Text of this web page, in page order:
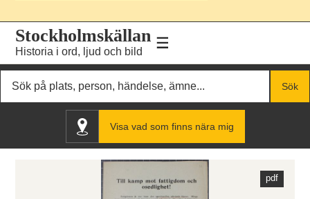
navigationen
huvudinnehållet
Stockholmskällan
Historia i ord, ljud och bild
Sök
Visa vad som finns nära mig